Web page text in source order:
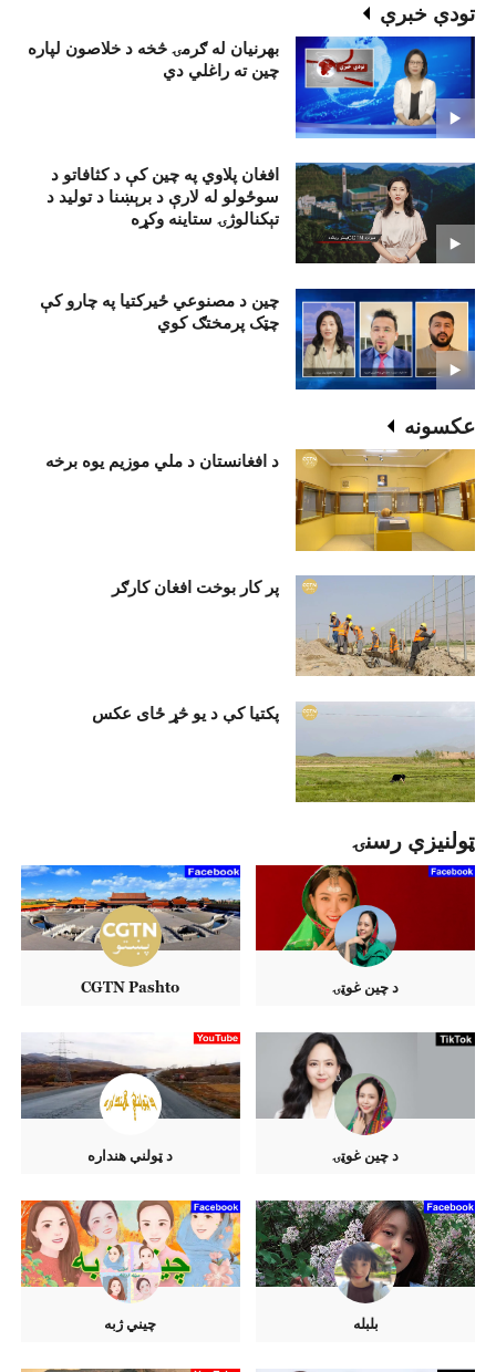
تودې خبرې
بهرنيان له ګرمۍ څخه د خلاصون لپاره
چين ته راغلي دي
افغان پلاوي په چين کې د کثافاتو د
سوځولو له لارې د برېښنا د تولید د
تېکنالوژۍ ستاينه وکړه
چین د مصنوعي ځیرکتیا په چارو کې
چټک پرمختګ کوي
عکسونه
د افغانستان د ملي موزیم یوه برخه
پر کار بوخت افغان کارګر
پکتیا کې د يو څړ ځای عکس
ټولنيزې رسنۍ
CGTN Pashto د چين غوټۍ
د ټولنې هنداره د چين غوټۍ
چيني ژبه بلبله